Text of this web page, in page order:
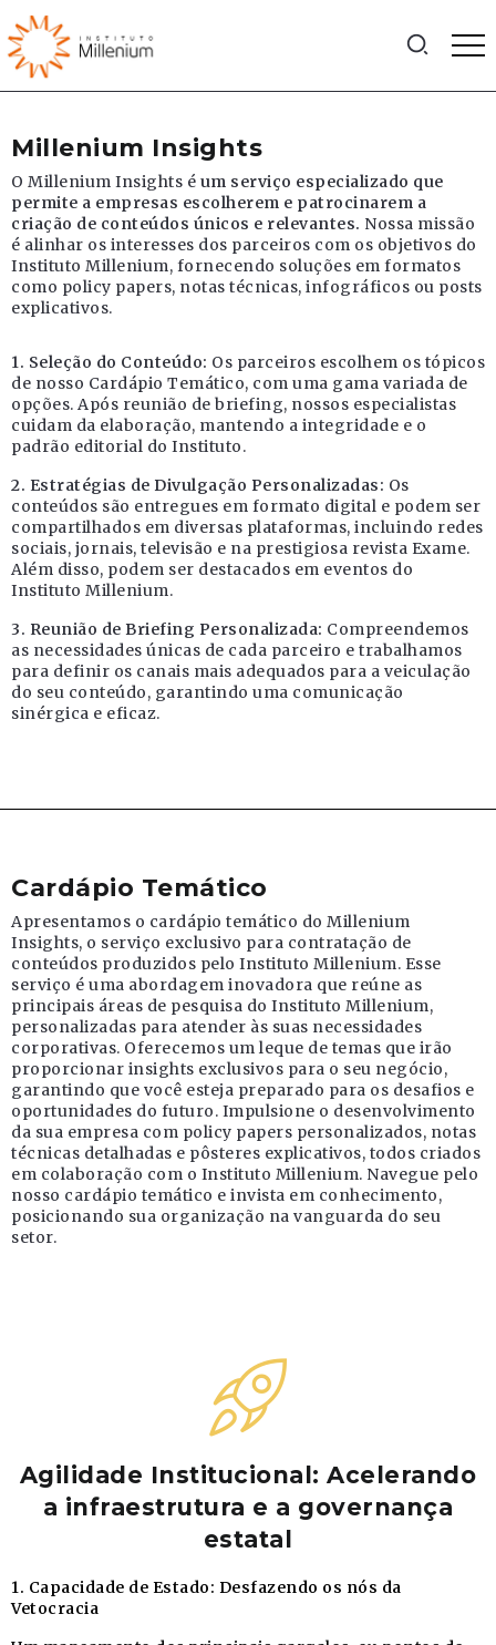
Millenium Insights
O Millenium Insights é um serviço especializado que
permite a empresas escolherem e patrocinarem a
criação de conteúdos únicos e relevantes. Nossa missão
é alinhar os interesses dos parceiros com os objetivos do
Instituto Millenium, fornecendo soluções em formatos
como policy papers, notas técnicas, infográficos ou posts
explicativos.
1. Seleção do Conteúdo: Os parceiros escolhem os tópicos
de nosso Cardápio Temático, com uma gama variada de
opções. Após reunião de briefing, nossos especialistas
cuidam da elaboração, mantendo a integridade e o
padrão editorial do Instituto.
2. Estratégias de Divulgação Personalizadas: Os
conteúdos são entregues em formato digital e podem ser
compartilhados em diversas plataformas, incluindo redes
sociais, jornais, televisão e na prestigiosa revista Exame.
Além disso, podem ser destacados em eventos do
Instituto Millenium.
3. Reunião de Briefing Personalizada: Compreendemos
as necessidades únicas de cada parceiro e trabalhamos
para definir os canais mais adequados para a veiculação
do seu conteúdo, garantindo uma comunicação
sinérgica e eficaz.
Cardápio Temático
Apresentamos o cardápio temático do Millenium
Insights, o serviço exclusivo para contratação de
conteúdos produzidos pelo Instituto Millenium. Esse
serviço é uma abordagem inovadora que reúne as
principais áreas de pesquisa do Instituto Millenium,
personalizadas para atender às suas necessidades
corporativas. Oferecemos um leque de temas que irão
proporcionar insights exclusivos para o seu negócio,
garantindo que você esteja preparado para os desafios e
oportunidades do futuro. Impulsione o desenvolvimento
da sua empresa com policy papers personalizados, notas
técnicas detalhadas e pôsteres explicativos, todos criados
em colaboração com o Instituto Millenium. Navegue pelo
nosso cardápio temático e invista em conhecimento,
posicionando sua organização na vanguarda do seu
setor.
Agilidade Institucional: Acelerando
a infraestrutura e a governança
estatal
1. Capacidade de Estado: Desfazendo os nós da
Vetocracia